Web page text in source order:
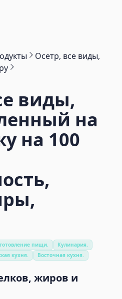
Осетр, все виды,
виды,
на
на 100
пищи.
Кулинария.
кухня.
Восточная кухня.
жиров и